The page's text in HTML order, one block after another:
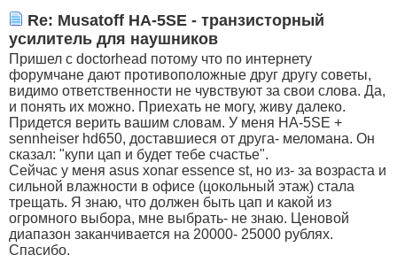
Re: Musatoff HA-5SE - транзисторный
усилитель для наушников
Пришел с doctorhead потому что по интернету
форумчане дают противоположные друг другу советы,
видимо ответственности не чувствуют за свои слова. Да,
и понять их можно. Приехать не могу, живу далеко.
Придется верить вашим словам. У меня HA-5SE +
sennheiser hd650, доставшиеся от друга- меломана. Он
сказал: "купи цап и будет тебе счастье".
Сейчас у меня asus xonar essence st, но из- за возраста и
сильной влажности в офисе (цокольный этаж) стала
трещать. Я знаю, что должен быть цап и какой из
огромного выбора, мне выбрать- не знаю. Ценовой
диапазон заканчивается на 20000- 25000 рублях.
Спасибо.